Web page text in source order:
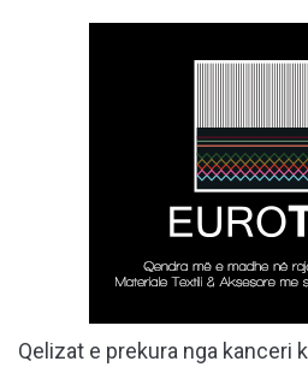
Qelizat e prekura nga kanceri